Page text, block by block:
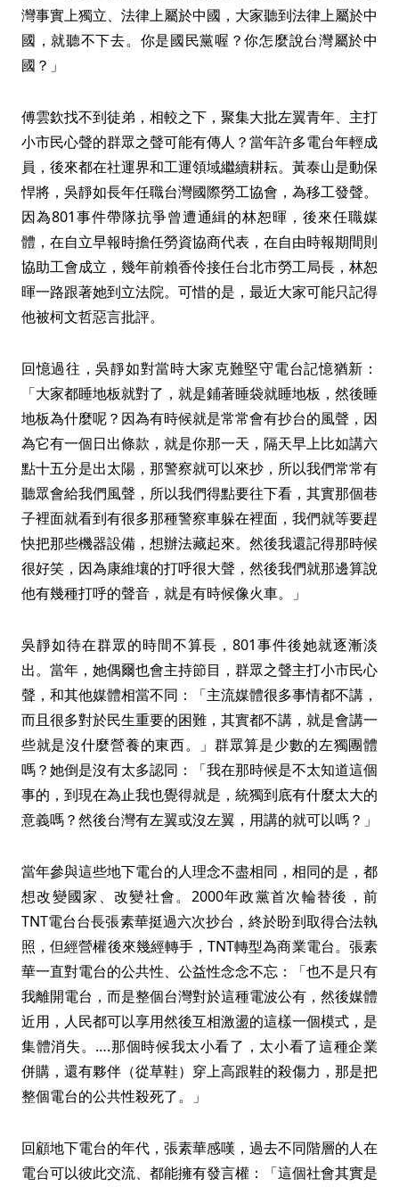
灣事實上獨立、法律上屬於中國，大家聽到法律上屬於中
國，就聽不下去。你是國民黨喔？你怎麼說台灣屬於中
國？」
傅雲欽找不到徒弟，相較之下，聚集大批左翼青年、主打
小市民心聲的群眾之聲可能有傳人？當年許多電台年輕成
員，後來都在社運界和工運領域繼續耕耘。黃泰山是動保
悍將，吳靜如長年任職台灣國際勞工協會，為移工發聲。
因為801事件帶隊抗爭曾遭通緝的林恕暉，後來任職媒
體，在自立早報時擔任勞資協商代表，在自由時報期間則
協助工會成立，幾年前賴香伶接任台北市勞工局長，林恕
暉一路跟著她到立法院。可惜的是，最近大家可能只記得
他被柯文哲惡言批評。
回憶過往，吳靜如對當時大家克難堅守電台記憶猶新：
「大家都睡地板就對了，就是鋪著睡袋就睡地板，然後睡
地板為什麼呢？因為有時候就是常常會有抄台的風聲，因
為它有一個日出條款，就是你那一天，隔天早上比如講六
點十五分是出太陽，那警察就可以來抄，所以我們常常有
聽眾會給我們風聲，所以我們得點要往下看，其實那個巷
子裡面就看到有很多那種警察車躲在裡面，我們就等要趕
快把那些機器設備，想辦法藏起來。然後我還記得那時候
很好笑，因為康維壤的打呼很大聲，然後我們就那邊算說
他有幾種打呼的聲音，就是有時候像火車。」
吳靜如待在群眾的時間不算長，801事件後她就逐漸淡
出。當年，她偶爾也會主持節目，群眾之聲主打小市民心
聲，和其他媒體相當不同：「主流媒體很多事情都不講，
而且很多對於民生重要的困難，其實都不講，就是會講一
些就是沒什麼營養的東西。」群眾算是少數的左獨團體
嗎？她倒是沒有太多認同：「我在那時候是不太知道這個
事的，到現在為止我也覺得就是，統獨到底有什麼太大的
意義嗎？然後台灣有左翼或沒左翼，用講的就可以嗎？」
當年參與這些地下電台的人理念不盡相同，相同的是，都
想改變國家、改變社會。2000年政黨首次輪替後，前
TNT電台台長張素華挺過六次抄台，終於盼到取得合法執
照，但經營權後來幾經轉手，TNT轉型為商業電台。張素
華一直對電台的公共性、公益性念念不忘：「也不是只有
我離開電台，而是整個台灣對於這種電波公有，然後媒體
近用，人民都可以享用然後互相激盪的這樣一個模式，是
集體消失。….那個時候我太小看了，太小看了這種企業
併購，還有夥伴（從草鞋）穿上高跟鞋的殺傷力，那是把
整個電台的公共性殺死了。」
回顧地下電台的年代，張素華感嘆，過去不同階層的人在
電台可以彼此交流、都能擁有發言權：「這個社會其實是